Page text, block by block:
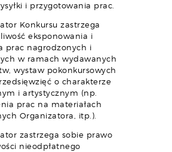
i przygotowania prac.
Konkursu zastrzega
eksponowania i
prac nagrodzonych i
w ramach wydawanych
wystaw pokonkursowych
o charakterze
i artystycznym (np.
prac na materiałach
Organizatora, itp.).
zastrzega sobie prawo
nieodpłatnego